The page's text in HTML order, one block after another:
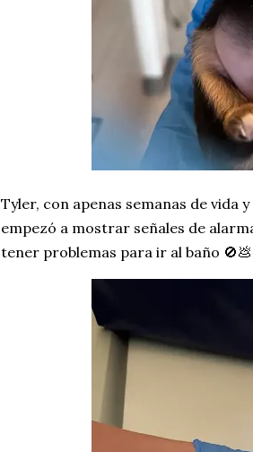
Tyler, con apenas semanas de vida
empezó a mostrar señales de
tener problemas para ir al baño